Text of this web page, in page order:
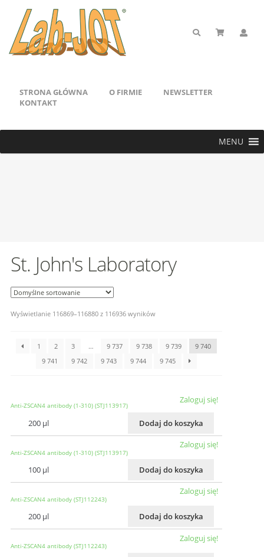
STRONA GŁÓWNA O FIRMIE
NEWSLETTER
KONTAKT
MENU
St. John's Laboratory
Wyświetlanie 116869–116880 z 116936 wyników
1 2 3 … 9 737 9 738 9 739
9 740
9 741
9 742 9 743 9 744 9 745
Anti-ZSCAN4 antibody (1-310) (STJ113917)
200 µl
Zaloguj się!
Dodaj do koszyka
Anti-ZSCAN4 antibody (1-310) (STJ113917)
100 µl
Zaloguj się!
Dodaj do koszyka
Anti-ZSCAN4 antibody (STJ112243)
200 µl
Zaloguj się!
Dodaj do koszyka
Anti-ZSCAN4 antibody (STJ112243)
Zaloguj się!